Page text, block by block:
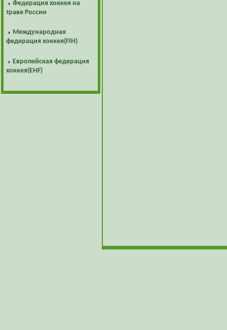
Федерация хоккея на
траве России
Международная
федерация хоккея(FIH)
Европейская федерация
хоккея(EHF)